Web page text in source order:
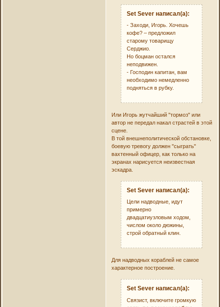
Set Sever написал(а):
- Заходи, Игорь. Хочешь
кофе? – предложил
старому товарищу
Серджио.
Но боцман остался
неподвижен.
- Господин капитан, вам
необходимо немедленно
подняться в рубку.
Или Игорь жутчайший "тормоз" или
автор не передал накал страстей в этой
сцене.
В той внешнеполитической обстановке,
боевую тревогу должен "сыграть"
вахтенный офицер, как только на
экранах нарисуется неизвестная
эскадра.
Set Sever написал(а):
Цели надводные, идут
примерно
двадцатиузловым ходом,
числом около дюжины,
строй обратный клин.
Для надводных кораблей не самое
характерное построение.
Set Sever написал(а):
Связист, включите громкую